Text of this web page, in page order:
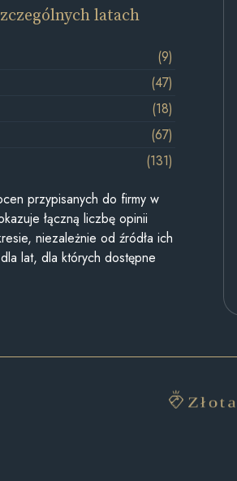
latach
(9)
(47)
(18)
(67)
(131)
przypisanych do firmy w
łączną liczbę opinii
niezależnie od źródła ich
lat, dla których dostępne